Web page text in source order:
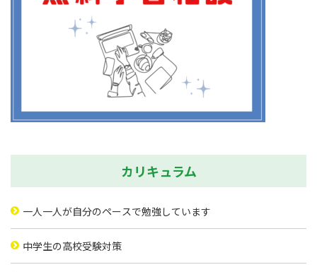
カリキュラム
一人一人が自分のペースで勉強しています
中学生の高校受験対策